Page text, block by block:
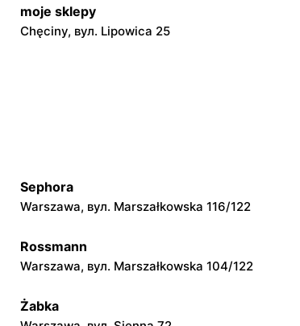
moje sklepy
Chęciny, вул. Lipowica 25
moje sklepy
Tczew, вул. Franciszka Żwirki 61
moje sklepy
Opole, вул. Grudzicka 45
Sephora
Warszawa, вул. Marszałkowska 116/122
Rossmann
Warszawa, вул. Marszałkowska 104/122
Żabka